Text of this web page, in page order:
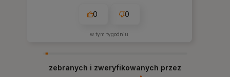
0 0
w tym tygodniu
zebranych i zweryfikowanych przez